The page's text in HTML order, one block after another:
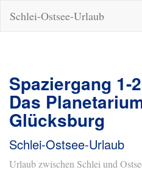
Schlei-Ostsee-Urlaub
Spaziergang 1-
Das
Glücksburg
Schlei-Ostsee-Urlaub
Urlaub zwischen Schlei und